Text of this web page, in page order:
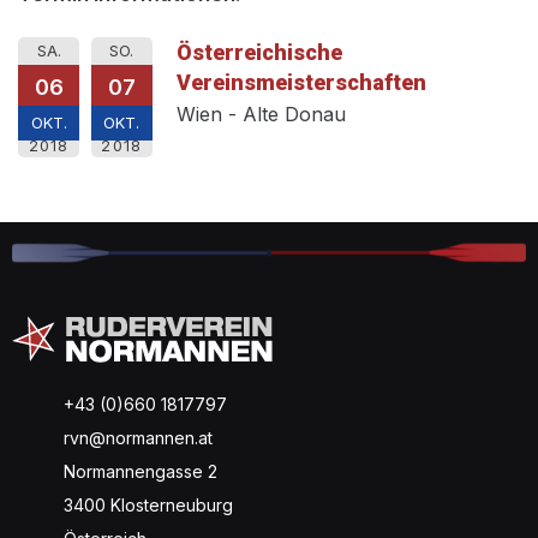
SA.
06
OKT.
2018
SO.
07
OKT.
2018
Österreichische
Vereinsmeisterschaften
Wien - Alte Donau
+43 (0)660 1817797
rvn@normannen.at
Normannengasse 2
3400 Klosterneuburg